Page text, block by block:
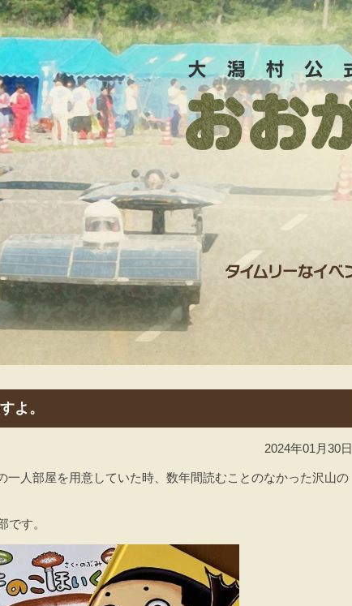
よ。
2024年01月30日
一人部屋を用意していた時、数年間読むことのなかった沢山の
です。